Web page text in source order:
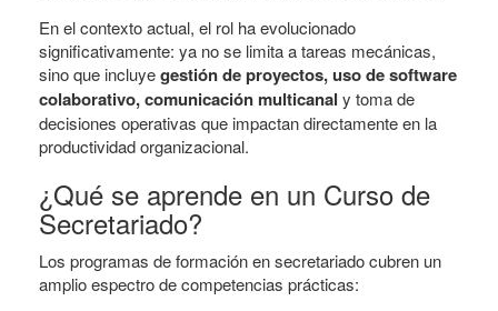
En el contexto actual, el rol ha evolucionado
significativamente: ya no se limita a tareas mecánicas,
sino que incluyegestión de proyectos, uso de software
colaborativo, comunicación multicanal y toma de
decisiones operativas que impactan directamente en la
productividad organizacional.
¿Qué se aprende en un Curso de
Secretariado?
Los programas de formación en secretariado cubren un
amplio espectro de competencias prácticas: